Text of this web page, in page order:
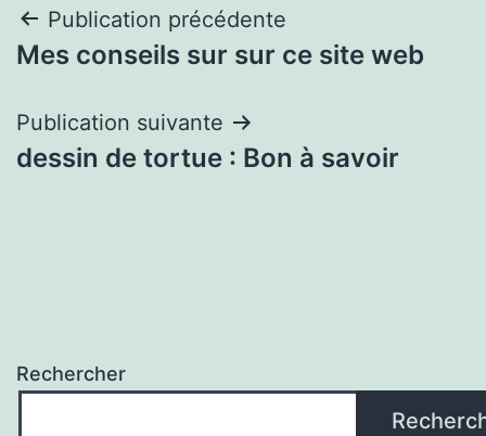
Navigation
de
l’article
Publication précédente
Mes conseils sur sur ce site web
Publication suivante
dessin de tortue : Bon à savoir
Rechercher